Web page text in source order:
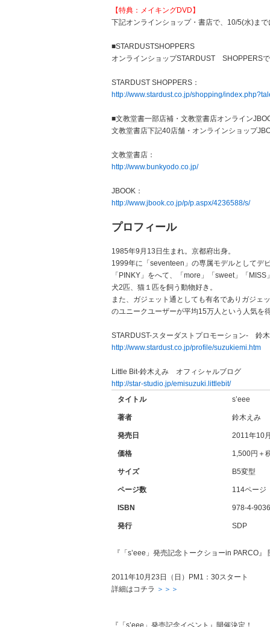
【特典：メイキングDVD】
下記オンラインショップ・書店で、10/5(水)ま
■STARDUSTSHOPPERS
オンラインショップSTARDUST SHOPPERS
STARDUST SHOPPERS：
http://www.stardust.co.jp/shopping/
■文教堂書一部店補・文教堂書店オンライン
文教堂書店下記40店舗・オンラインショップ
文教堂書店：
http://www.bunkyodo.co.jp/
JBOOK：
http://www.jbook.co.jp/p/p.aspx/4236588/s/
プロフィール
1985年9月13日生まれ。京都府出身。
1999年に「seventeen」の専属モデルとしてデ
「PINKY」をへて、「more」「sweet」「
犬2匹、猫１匹を飼う動物好き。
また、ガジェット通としても有名でありガジェ
のユニークユーザーが平均15万人という人気を
STARDUST-スターダストプロモーション- 鈴
http://www.stardust.co.jp/profile/suzukiemi.htm
Little Bit-鈴木えみ オフィシャルブログ
http://star-studio.jp/emisuzuki.littlebit/
タイトル
s’eee
著者 鈴木えみ
発売日 2011年10
価格 1,500円＋
サイズ B5変型
ページ数 114ページ
ISBN 978-4-
発行 SDP
『「s’eee」発売記念トークショーin PARCO』
2011年10月23日（日）PM1：30スタート
詳細はコチラ ＞＞＞
『「s’eee」発売記念イベント』開催決定！